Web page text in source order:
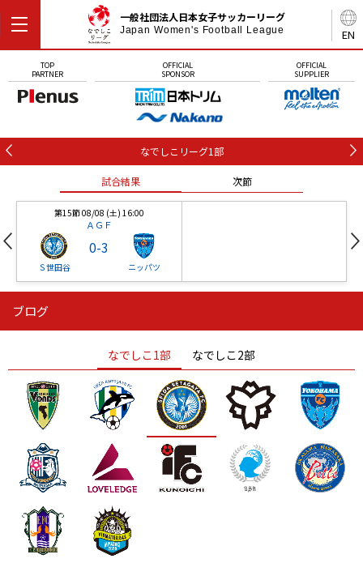
EN
一般社団法人日本女子サッカーリーグ
Japan Women's Football League
TOP
PARTNER
OFFICIAL
SPONSOR
OFFICIAL
SUPPLIER
なでしこリーグ1部
試合結果 次節
第15節 08/08 (土) 16:00
ＡＧＦ
Ｓ世田谷
0-3
ニッパツ
ニッパツ
ニッパツ 名古屋
石人の星
静岡 愛媛Ｌ
ブログ
なでしこ1部 なでしこ2部